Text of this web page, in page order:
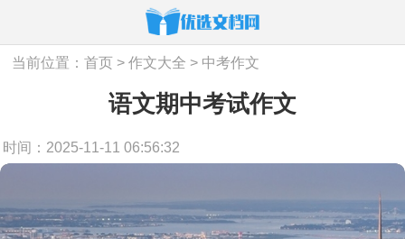
当前位置：首页 >作文大全 > 中考作文
语文期中考试作文
时间：2025-11-11 06:56:32